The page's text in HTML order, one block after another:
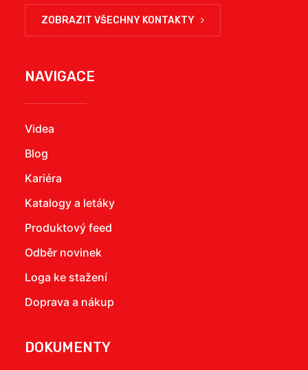
ZOBRAZIT VŠECHNY KONTAKTY
NAVIGACE
Videa
Blog
Kariéra
Katalogy a letáky
Produktový feed
Odběr novinek
Loga ke stažení
Doprava a nákup
DOKUMENTY